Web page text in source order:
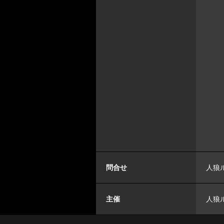
問合せ 人狼
主催 人狼